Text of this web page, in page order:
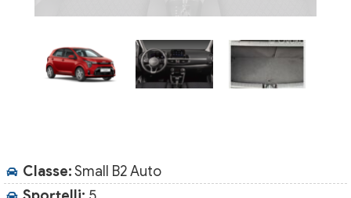
Classe:Small B2 Auto